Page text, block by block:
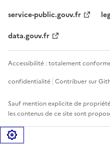
service-public.gouv.fr
data.gouv.fr
Accessibilité : totalement
confidentialité Contribuer sur
Sauf mention explicite de
les contenus de ce site sont
Gérer les cookies